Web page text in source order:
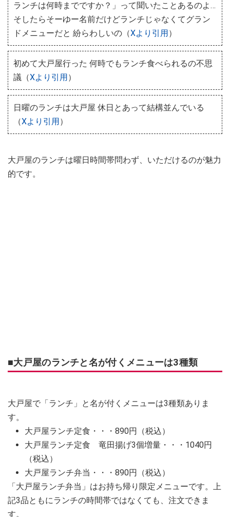
ランチは何時までですか？」って聞いたことあるのよ…
そしたらそーゆー名前だけどランチじゃなくてグラン
ドメニューだと 紛らわしいの（Xより引用）
初めて大戸屋行った 何時でもランチ食べられるの不思
議（Xより引用）
日曜のランチは大戸屋 休日とあって結構並んでいる
（Xより引用）
大戸屋のランチは曜日時間帯問わず、いただけるのが魅力
的です。
■大戸屋のランチと名が付くメニューは3種類
大戸屋で「ランチ」と名が付くメニューは3種類ありま
す。
大戸屋ランチ定食・・・890円（税込）
大戸屋ランチ定食 竜田揚げ3個増量・・・1040円
（税込）
大戸屋ランチ弁当・・・890円（税込）
「大戸屋ランチ弁当」はお持ち帰り限定メニューです。上
記3品ともにランチの時間帯ではなくても、注文できま
す。